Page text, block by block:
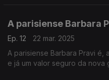
A parisiense Barbara
Ep. 12
22 mar. 2025
A parisiense Barbara Pravi é,
e já um valor seguro da nova